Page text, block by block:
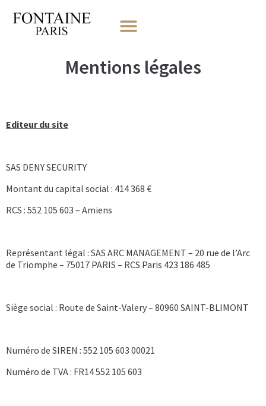
Mentions légales
Editeur du site
SAS DENY SECURITY
Montant du capital social : 414 368 €
RCS : 552 105 603 – Amiens
Représentant légal : SAS ARC MANAGEMENT – 20 rue de l’Arc
de Triomphe – 75017 PARIS – RCS Paris 423 186 485
Siège social : Route de Saint-Valery – 80960 SAINT-BLIMONT
Numéro de SIREN : 552 105 603 00021
Numéro de TVA : FR14 552 105 603